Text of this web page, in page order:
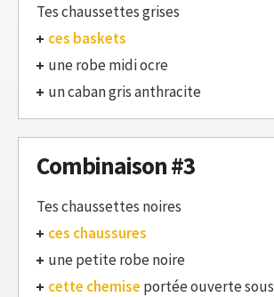
Tes chaussettes grises
ces baskets
une robe midi ocre
un caban gris anthracite
Combinaison #3
Tes chaussettes noires
ces chaussures
une petite robe noire
cette chemise portée ouverte sous